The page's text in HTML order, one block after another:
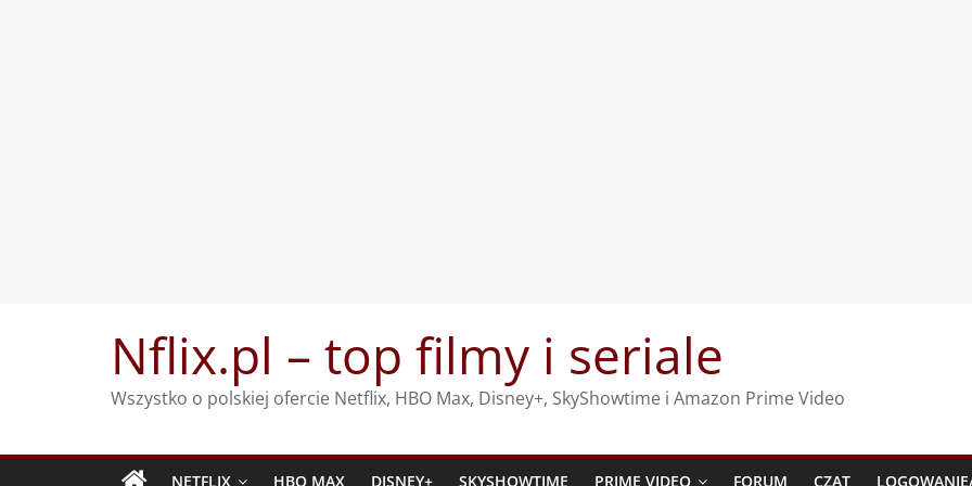
Nflix.pl – top filmy i seriale
Wszystko o polskiej ofercie Netflix, HBO Max, Disney+, SkyShowtime i Amazon Prime Video
NETFLIX HBO MAX DISNEY+ SKYSHOWTIME PRIME VIDEO FORUM CZAT